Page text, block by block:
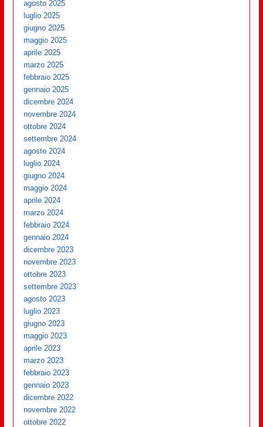
agosto 2025
luglio 2025
giugno 2025
maggio 2025
aprile 2025
marzo 2025
febbraio 2025
gennaio 2025
dicembre 2024
novembre 2024
ottobre 2024
settembre 2024
agosto 2024
luglio 2024
giugno 2024
maggio 2024
aprile 2024
marzo 2024
febbraio 2024
gennaio 2024
dicembre 2023
novembre 2023
ottobre 2023
settembre 2023
agosto 2023
luglio 2023
giugno 2023
maggio 2023
aprile 2023
marzo 2023
febbraio 2023
gennaio 2023
dicembre 2022
novembre 2022
ottobre 2022